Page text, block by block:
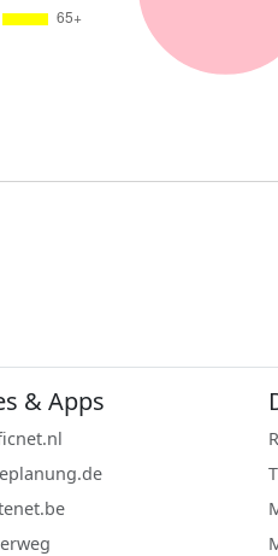
& Apps